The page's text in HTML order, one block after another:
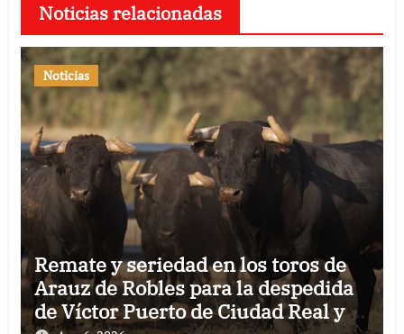
Noticias relacionadas
Noticias
Remate y seriedad en los toros de
Arauz de Robles para la despedida
de Víctor Puerto de Ciudad Real y el